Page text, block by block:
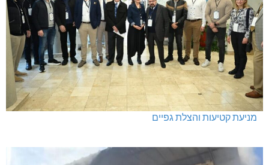
מניעת קטיעות והצלת גפיים